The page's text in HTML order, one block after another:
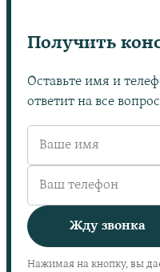
Получить
Оставьте имя и
ответит на все
Жду звонка
Нажимая на кнопку, вы